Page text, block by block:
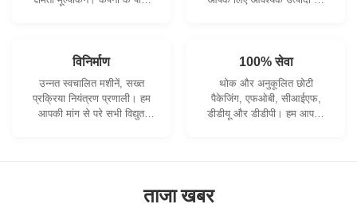
विनिर्माण
उन्नत स्वचालित मशीनें, सख्त
प्रक्रिया नियंत्रण प्रणाली। हम
आपकी मांग से परे सभी विद्युत
100% सेवा
थोक और अनुकूलित छोटी
पैकेजिंग, एफओबी, सीआईएफ,
डीडीयू और डीडीपी। हम आपकी
ताजा खबर